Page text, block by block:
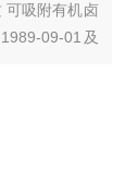
可吸附有机卤
09-01及